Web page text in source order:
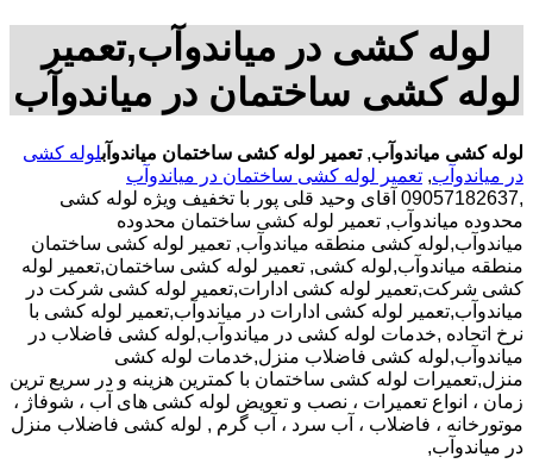
لوله کشی در میاندوآب,تعمیر
لوله کشی ساختمان در میاندوآب
لوله کشی میاندوآب,تعمیر لوله کشی ساختمان میاندوآبلوله کشی
در میاندوآب, تعمیر لوله کشی ساختمان در میاندوآب
,09057182637 آقای وحید قلی پور با تخفیف ویژه لوله کشی
محدوده میاندوآب, تعمیر لوله کشی ساختمان محدوده
میاندوآب,لوله کشی منطقه میاندوآب, تعمیر لوله کشی ساختمان
منطقه میاندوآب,لوله کشی, تعمیر لوله کشی ساختمان,تعمیر لوله
کشی شرکت,تعمیر لوله کشی ادارات,تعمیر لوله کشی شرکت در
میاندوآب,تعمیر لوله کشی ادارات در میاندوآب,تعمیر لوله کشی با
نرخ اتحاده ,خدمات لوله کشی در میاندوآب,لوله کشی فاضلاب در
میاندوآب,لوله کشی فاضلاب منزل,خدمات لوله کشی
منزل,تعمیرات لوله کشی ساختمان با کمترین هزینه و در سریع ترین
زمان ، انواع تعمیرات ، نصب و تعویض لوله کشی های آب ، شوفاژ ،
موتورخانه ، فاضلاب ، آب سرد ، آب گرم , لوله کشی فاضلاب منزل
در میاندوآب,